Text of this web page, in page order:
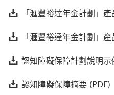
「滙豐裕達年金計劃」
「滙豐裕達年金計劃」
認知障礙保障計劃說明示
認知障礙保障摘要 (PDF)